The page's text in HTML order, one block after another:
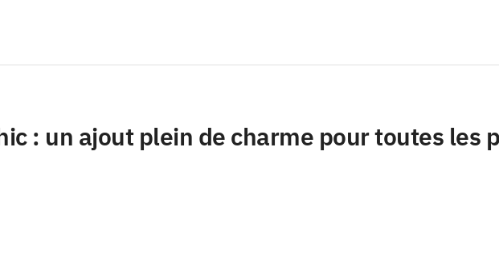
: un ajout plein de charme pour toutes les